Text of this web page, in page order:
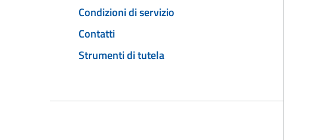
Condizioni di servizio
Contatti
Strumenti di tutela